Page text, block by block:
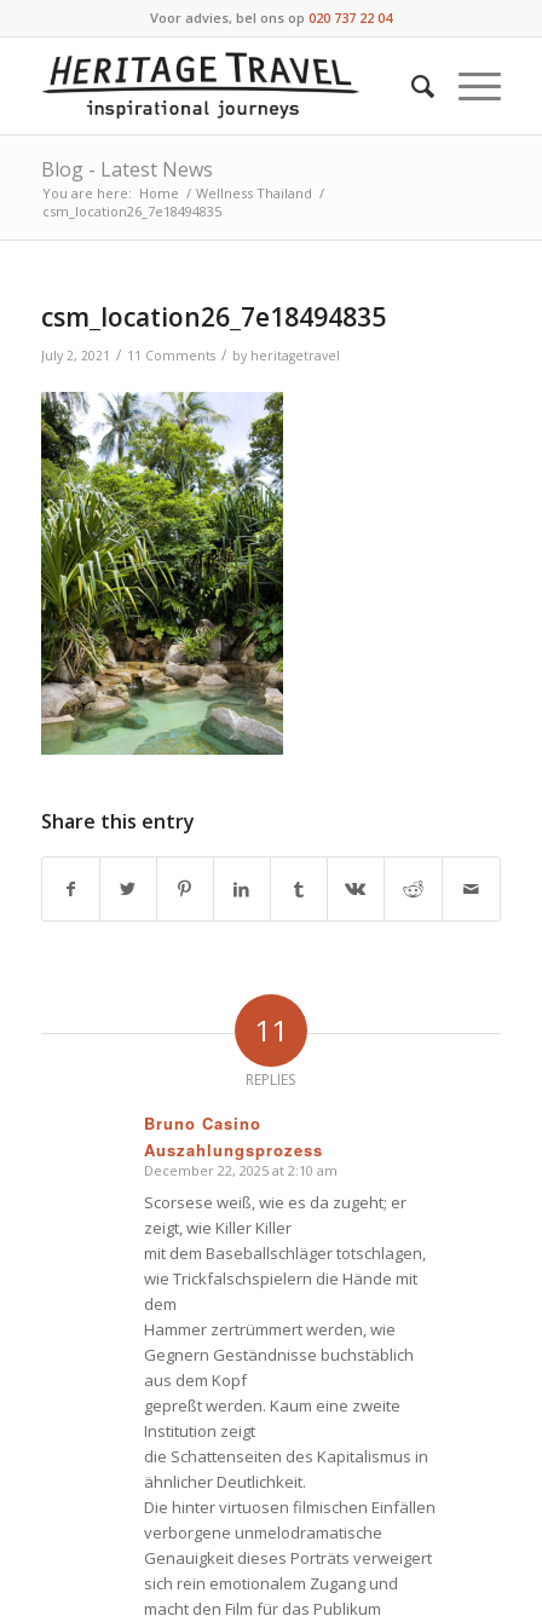
Voor advies, bel ons op 020 737 22 04
Blog - Latest News
You are here: Home / Wellness Thailand /
csm_location26_7e18494835
csm_location26_7e18494835
July 2, 2021 / 11 Comments / by heritagetravel
Share this entry
11
REPLIES
Bruno Casino
Auszahlungsprozess
says:
December 22, 2025 at 2:10 am
Scorsese weiß, wie es da zugeht; er
zeigt, wie Killer Killer
mit dem Baseballschläger totschlagen,
wie Trickfalschspielern die Hände mit
dem
Hammer zertrümmert werden, wie
Gegnern Geständnisse buchstäblich
aus dem Kopf
gepreßt werden. Kaum eine zweite
Institution zeigt
die Schattenseiten des Kapitalismus in
ähnlicher Deutlichkeit.
Die hinter virtuosen filmischen Einfällen
verborgene unmelodramatische
Genauigkeit dieses Porträts verweigert
sich rein emotionalem Zugang und
macht den Film für das Publikum